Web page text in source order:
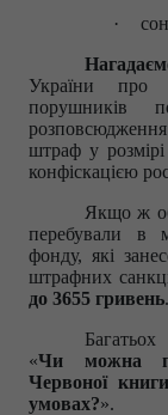
·
України про
порушників
штраф у
конфіскацією
Якщо ж
перебували в
фонду, які
штрафних
до 3655 гривень.
«Чи можна
Червоної
умовах?».